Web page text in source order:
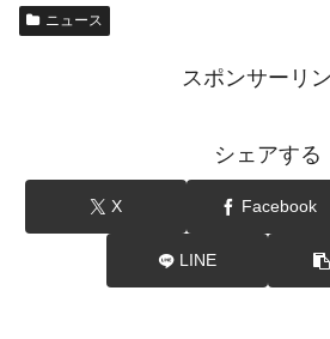
ニュース
スポンサーリ
シェアする
X Facebook
LINE